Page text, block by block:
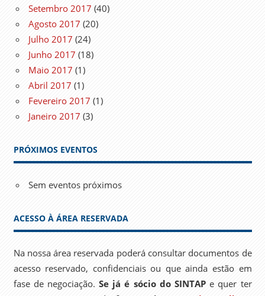
Setembro 2017 (40)
Agosto 2017 (20)
Julho 2017 (24)
Junho 2017 (18)
Maio 2017 (1)
Abril 2017 (1)
Fevereiro 2017 (1)
Janeiro 2017 (3)
PRÓXIMOS EVENTOS
Sem eventos próximos
ACESSO À ÁREA RESERVADA
Na nossa área reservada poderá consultar documentos de
acesso reservado, confidenciais ou que ainda estão em
fase de negociação.Se já é sócio do SINTAPe quer ter